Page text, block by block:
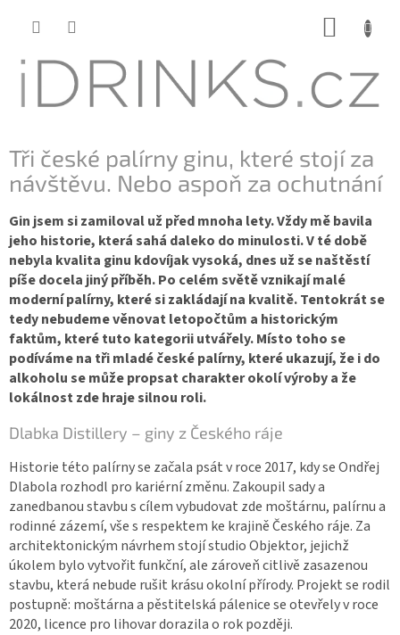
Tři české palírny ginu, které stojí za
návštěvu. Nebo aspoň za ochutnání
Gin jsem si zamiloval už před mnoha lety. Vždy mě bavila
jeho historie, která sahá daleko do minulosti. V té době
nebyla kvalita ginu kdovíjak vysoká, dnes už se naštěstí
píše docela jiný příběh. Po celém světě vznikají malé
moderní palírny, které si zakládají na kvalitě. Tentokrát se
tedy nebudeme věnovat letopočtům a historickým
faktům, které tuto kategorii utvářely. Místo toho se
podíváme na tři mladé české palírny, které ukazují, že i do
alkoholu se může propsat charakter okolí výroby a že
lokálnost zde hraje silnou roli.
Dlabka Distillery – giny z Českého ráje
Historie této palírny se začala psát v roce 2017, kdy se Ondřej
Dlabola rozhodl pro kariérní změnu. Zakoupil sady a
zanedbanou stavbu s cílem vybudovat zde moštárnu, palírnu a
rodinné zázemí, vše s respektem ke krajině Českého ráje. Za
architektonickým návrhem stojí studio Objektor, jejichž
úkolem bylo vytvořit funkční, ale zároveň citlivě zasazenou
stavbu, která nebude rušit krásu okolní přírody. Projekt se rodil
postupně: moštárna a pěstitelská pálenice se otevřely v roce
2020, licence pro lihovar dorazila o rok později.